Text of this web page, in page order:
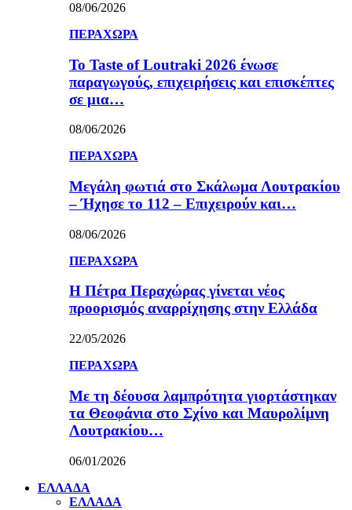
08/06/2026
ΠΕΡΑΧΩΡΑ
Το Taste of Loutraki 2026 ένωσε
παραγωγούς, επιχειρήσεις και επισκέπτες
σε μια…
08/06/2026
ΠΕΡΑΧΩΡΑ
Μεγάλη φωτιά στο Σκάλωμα Λουτρακίου
– Ήχησε το 112 – Επιχειρούν και…
08/06/2026
ΠΕΡΑΧΩΡΑ
Η Πέτρα Περαχώρας γίνεται νέος
προορισμός αναρρίχησης στην Ελλάδα
22/05/2026
ΠΕΡΑΧΩΡΑ
Με τη δέουσα λαμπρότητα γιορτάστηκαν
τα Θεοφάνια στο Σχίνο και Μαυρολίμνη
Λουτρακίου…
06/01/2026
ΕΛΛΑΔΑ
ΕΛΛΑΔΑ